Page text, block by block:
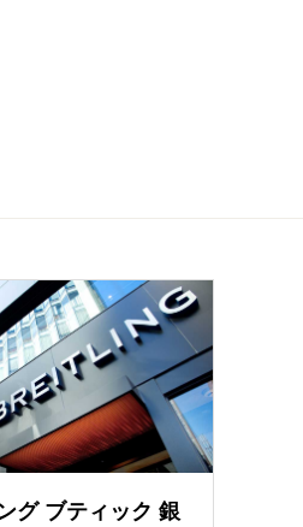
グ ブティック 銀